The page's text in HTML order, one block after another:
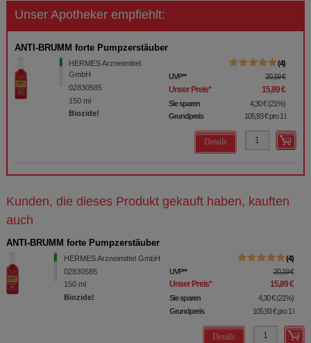
Unser Apotheker empfiehlt:
ANTI-BRUMM forte Pumpzerstäuber
HERMES Arzneimittel
GmbH
02830585
150 ml
Biozide!
4
UVP** 20,19 €
Unser Preis* 15,89 €
Sie sparen 4,30 €(21%)
Grundpreis
105,93 €pro 1 l
Details
Kunden, die dieses Produkt gekauft haben, kauften
auch
ANTI-BRUMM forte Pumpzerstäuber
HERMES Arzneimittel GmbH
02830585
150 ml
Biozide!
4
UVP** 20,19 €
Unser Preis* 15,89 €
Sie sparen 4,30 € (21%)
Grundpreis
105,93 €pro 1 l
Details